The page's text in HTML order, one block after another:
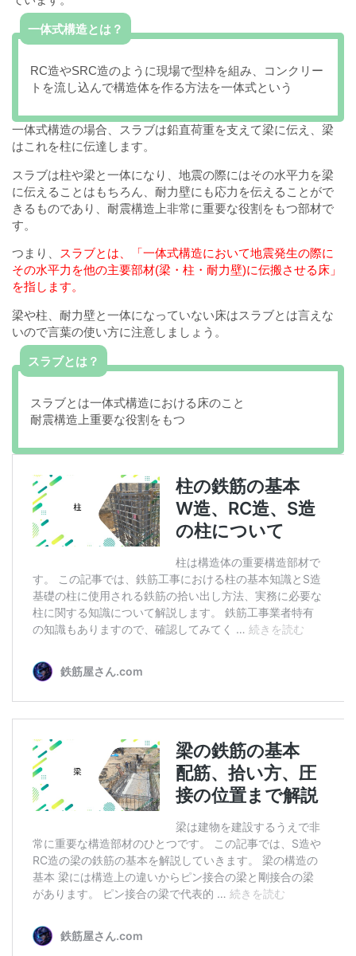
一体式構造とは？
RC造やSRC造のように現場で型枠を組み、コンクリー
トを流し込んで構造体を作る方法を一体式という
一体式構造の場合、スラブは鉛直荷重を支えて梁に伝え、梁
はこれを柱に伝達します。
スラブは柱や梁と一体になり、地震の際にはその水平力を梁
に伝えることはもちろん、耐力壁にも応力を伝えることがで
きるものであり、耐震構造上非常に重要な役割をもつ部材で
す。
つまり、 スラブとは、「一体式構造において地震発生の際に
その水平力を他の主要部材(梁・柱・耐力壁)に伝搬させる床」
を指します。
梁や柱、耐力壁と一体になっていない床はスラブとは言えな
いので言葉の使い方に注意しましょう。
スラブとは？
スラブとは一体式構造における床のこと
耐震構造上重要な役割をもつ